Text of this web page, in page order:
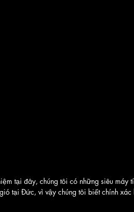
tại đây, chúng tôi có những siêu máy
tại Đức, vì vậy chúng tôi biết chính